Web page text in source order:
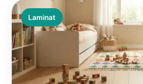
Laminat